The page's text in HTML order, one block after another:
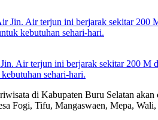
Air terjun ini berjarak sekitar 200
sehari-hari.
di Kabupaten Buru Selatan
Fogi, Tifu, Mangaswaen, Mepa, Wali,